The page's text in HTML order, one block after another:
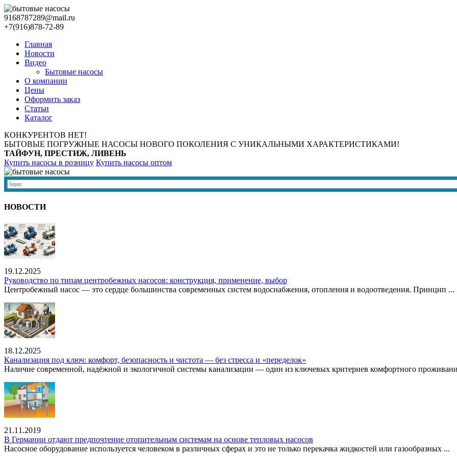
9168787289@mail.ru
+7(916)878-72-89
Главная
Новости
Видео
Бытовые насосы
О компании
Цены
Оформить заказ
Статьи
Каталог
КОНКУРЕНТОВ НЕТ!
БЫТОВЫЕ ПОГРУЖНЫЕ НАСОСЫ НОВОГО ПОКОЛЕНИЯ С УНИКАЛЬНЫМИ ХАРАКТЕРИСТИКАМИ!
ТАЙФУН, ПРЕСТИЖ, ЛИВЕНЬ
Купить насосы в розницу Купить насосы оптом
НОВОСТИ
19.12.2025
Руководство по типам центробежных насосов: конструкция, применение, выбор
Центробежный насос — это сердце большинства современных систем водоснабжения, отопления и водоотведения. Принцип ...
18.12.2025
Канализация под ключ: комфорт, безопасность и чистота — без стресса и «переделок»
Наличие современной, надёжной и экологичной системы канализации — один из ключевых критериев комфортного
21.11.2019
В Германии отдают предпочтение отопительным системам на основе тепловых насосов
Насосное оборудование используется человеком в различных сферах и это не только перекачка жидкостей или газообразных ...